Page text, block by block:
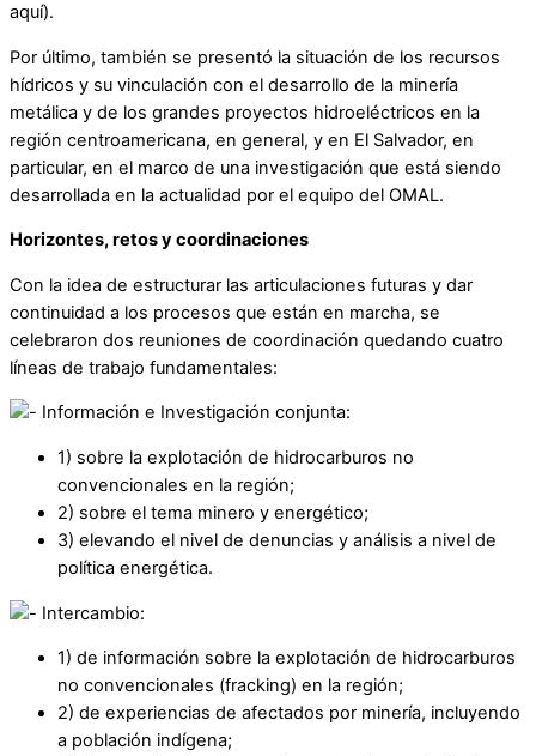
aquí).
Por último, también se presentó la situación de los recursos
hídricos y su vinculación con el desarrollo de la minería
metálica y de los grandes proyectos hidroeléctricos en la
región centroamericana, en general, y en El Salvador, en
particular, en el marco de una investigación que está siendo
desarrollada en la actualidad por el equipo del OMAL.
Horizontes, retos y coordinaciones
Con la idea de estructurar las articulaciones futuras y dar
continuidad a los procesos que están en marcha, se
celebraron dos reuniones de coordinación quedando cuatro
líneas de trabajo fundamentales:
Información e Investigación conjunta:
1) sobre la explotación de hidrocarburos no
convencionales en la región;
2) sobre el tema minero y energético;
3) elevando el nivel de denuncias y análisis a nivel de
política energética.
Intercambio:
1) de información sobre la explotación de hidrocarburos
no convencionales (fracking) en la región;
2) de experiencias de afectados por minería, incluyendo
a población indígena;